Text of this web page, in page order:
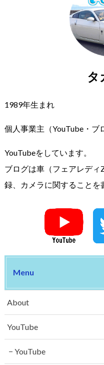
タ
1989年生まれ
個人事業主（YouTube・ブ
YouTubeをしています。
ブログは車（フェアレディ
録、カメラに関することを
Menu
About
YouTube
YouTube